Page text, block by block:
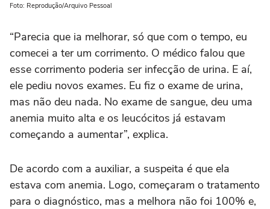
Foto: Reprodução/Arquivo Pessoal
“Parecia que ia melhorar, só que com o tempo, eu
comecei a ter um corrimento. O médico falou que
esse corrimento poderia ser infecção de urina. E aí,
ele pediu novos exames. Eu fiz o exame de urina,
mas não deu nada. No exame de sangue, deu uma
anemia muito alta e os leucócitos já estavam
começando a aumentar”, explica.
De acordo com a auxiliar, a suspeita é que ela
estava com anemia. Logo, começaram o tratamento
para o diagnóstico, mas a melhora não foi 100% e,